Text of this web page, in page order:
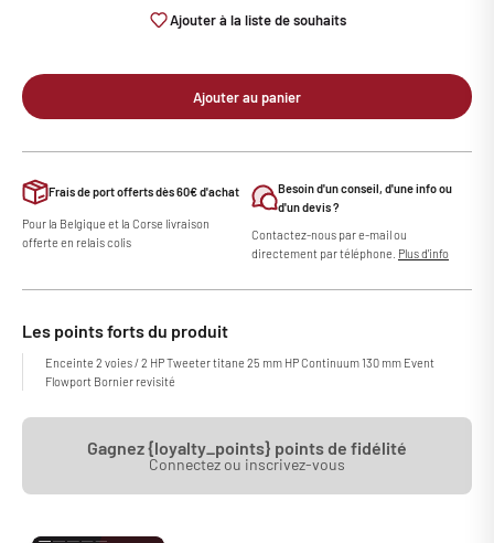
Ajouter à la liste de souhaits
Ajouter au panier
Frais de port offerts dès 60€ d'achat
Pour la Belgique et la Corse livraison
offerte en relais colis
Besoin d'un conseil, d'une info ou
d'un devis ?
Contactez-nous par e-mail ou
directement par téléphone. Plus d'info
Les points forts du produit
Enceinte 2 voies / 2 HP Tweeter titane 25 mm HP Continuum 130 mm Event
Flowport Bornier revisité
Gagnez {loyalty_points} points de fidélité
Connectez ou inscrivez-vous